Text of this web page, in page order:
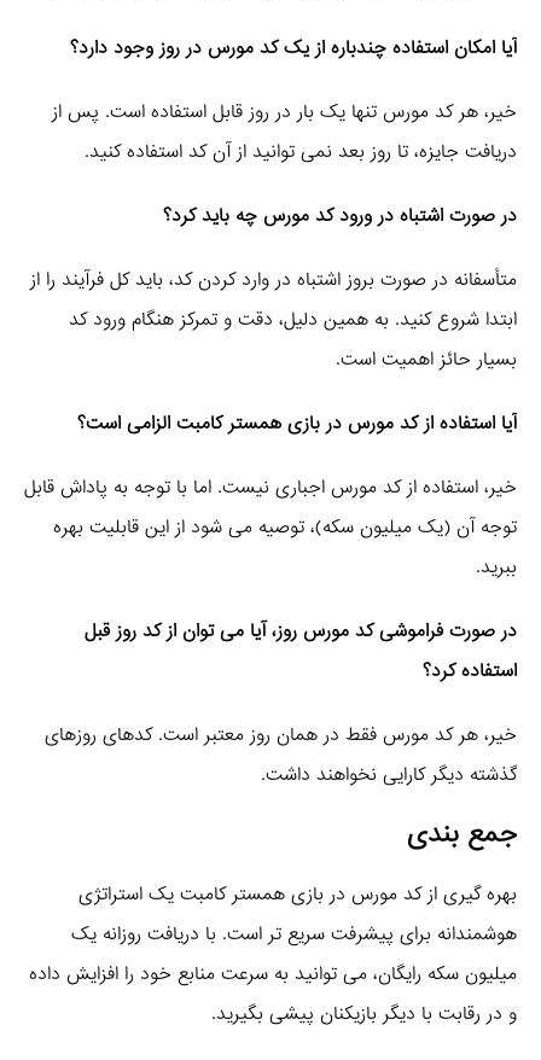
آیا امکان استفاده چندباره از یک کد مورس در روز وجود دارد؟
خیر، هر کد مورس تنها یک بار در روز قابل استفاده است. پس از
دریافت جایزه، تا روز بعد نمی‌ توانید از آن کد استفاده کنید.
در صورت اشتباه در ورود کد مورس چه باید کرد؟
متأسفانه در صورت بروز اشتباه در وارد کردن کد، باید کل فرآیند را از
ابتدا شروع کنید. به همین دلیل، دقت و تمرکز هنگام ورود کد
بسیار حائز اهمیت است.
آیا استفاده از کد مورس در بازی همستر کامبت الزامی است؟
خیر، استفاده از کد مورس اجباری نیست. اما با توجه به پاداش قابل
توجه آن (یک میلیون سکه)، توصیه می‌ شود از این قابلیت بهره
ببرید.
در صورت فراموشی کد مورس روز، آیا می‌ توان از کد روز قبل
استفاده کرد؟
خیر، هر کد مورس فقط در همان روز معتبر است. کدهای روزهای
گذشته دیگر کارایی نخواهند داشت.
جمع‌ بندی
بهره‌ گیری از کد مورس در بازی همستر کامبت یک استراتژی
هوشمندانه برای پیشرفت سریع‌ تر است. با دریافت روزانه یک
میلیون سکه رایگان، می‌ توانید به سرعت منابع خود را افزایش داده
و در رقابت با دیگر بازیکنان پیشی بگیرید.